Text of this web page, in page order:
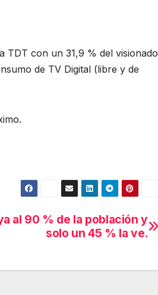
TDT con un 31,9 % del visionado
de TV Digital (libre y de
al 90 % de la población y
solo un 45 % la ve.